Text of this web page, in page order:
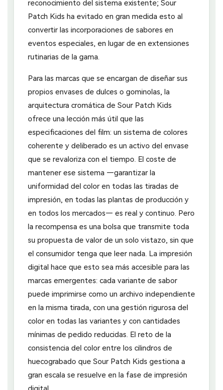
reconocimiento del sistema existente; Sour
Patch Kids ha evitado en gran medida esto al
convertir las incorporaciones de sabores en
eventos especiales, en lugar de en extensiones
rutinarias de la gama.
Para las marcas que se encargan de diseñar sus
propios envases de dulces o gominolas, la
arquitectura cromática de Sour Patch Kids
ofrece una lección más útil que las
especificaciones del film: un sistema de colores
coherente y deliberado es un activo del envase
que se revaloriza con el tiempo. El coste de
mantener ese sistema —garantizar la
uniformidad del color en todas las tiradas de
impresión, en todas las plantas de producción y
en todos los mercados— es real y continuo. Pero
la recompensa es una bolsa que transmite toda
su propuesta de valor de un solo vistazo, sin que
el consumidor tenga que leer nada. La impresión
digital hace que esto sea más accesible para las
marcas emergentes: cada variante de sabor
puede imprimirse como un archivo independiente
en la misma tirada, con una gestión rigurosa del
color en todas las variantes y con cantidades
mínimas de pedido reducidas. El reto de la
consistencia del color entre los cilindros de
huecograbado que Sour Patch Kids gestiona a
gran escala se resuelve en la fase de impresión